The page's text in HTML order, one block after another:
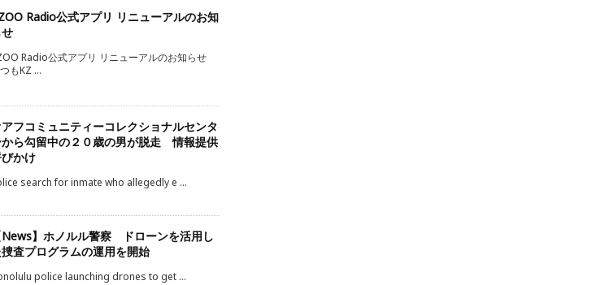
Radio公式アプリ リニューアルのお知
Radio公式アプリ リニューアルのお知らせ
もKZ ...
フコミュニティーコレクショナルセンタ
から勾留中の２０歳の男が脱走 情報提供
かけ
search for inmate who allegedly e ...
News】ホノルル警察 ドローンを活用し
査プログラムの運用を開始
police launching drones to get ...